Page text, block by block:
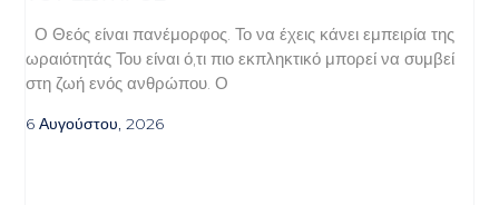
Ο Θεός είναι πανέμορφος. Το να έχεις κάνει εμπειρία της
ωραιότητάς Του είναι ό,τι πιο εκπληκτικό μπορεί να συμβεί
στη ζωή ενός ανθρώπου. Ο
6 Αυγούστου, 2026